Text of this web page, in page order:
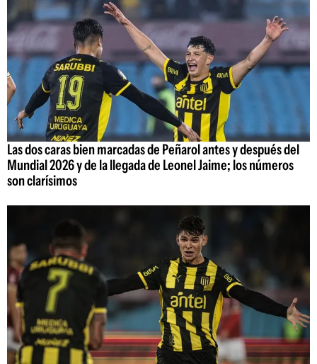
Las dos caras bien marcadas de Peñarol antes y después del
Mundial 2026 y de la llegada de Leonel Jaime; los números
son clarísimos